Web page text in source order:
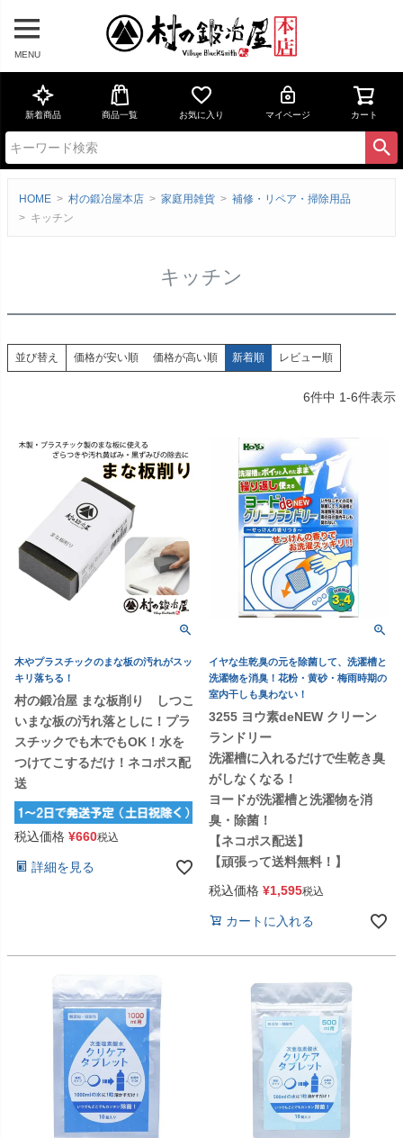
MENU
新着商品 商品一覧 お気に入り マイページ カート
HOME 村の鍛冶屋本店 家庭用雑貨
補修・リペア・掃除用品
キッチン
キッチン
並び替え 価格が安い順 価格が高い順 新着順 レビュー順
6件中 1-6件表示
木やプラスチックのまな板の汚れがスッ
キリ落ちる！
村の鍛冶屋 まな板削り しつこ
いまな板の汚れ落としに！プラ
スチックでも木でもOK！水を
つけてこするだけ！ネコポス配
送
税込価格 ¥660税込
詳細を見る
イヤな生乾臭の元を除菌して、洗濯槽と
洗濯物を消臭！花粉・黄砂・梅雨時期の
室内干しも臭わない！
3255 ヨウ素deNEW クリーン
ランドリー
洗濯槽に入れるだけで生乾き臭
がしなくなる！
ヨードが洗濯槽と洗濯物を消
臭・除菌！
【ネコポス配送】
【頑張って送料無料！】
税込価格 ¥1,595税込
カートに入れる